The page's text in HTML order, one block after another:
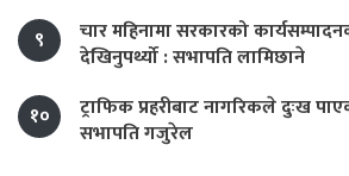
९
चार महिनामा सरकारको
देखिनुपर्थ्यो : सभापति लामिछाने
१०
ट्राफिक प्रहरीबाट नागरिकले दुःख
सभापति गजुरेल